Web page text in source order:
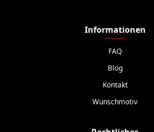
Informationen
FAQ
Blog
Kontakt
Wunschmotiv